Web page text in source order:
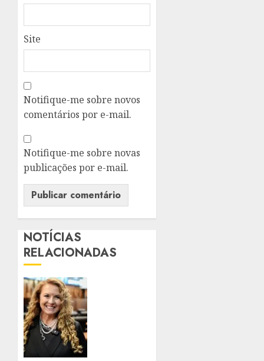
Site
Notifique-me sobre novos
comentários por e-mail.
Notifique-me sobre novas
publicações por e-mail.
NOTÍCIAS
RELACIONADAS